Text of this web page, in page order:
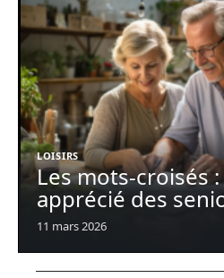
LOISIRS
Les mots-croisés
apprécié des
11 mars 2026